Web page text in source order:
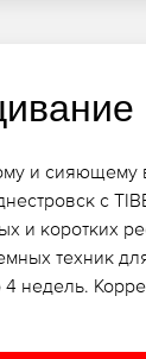
и
с
и коротких
техник
4 недель.